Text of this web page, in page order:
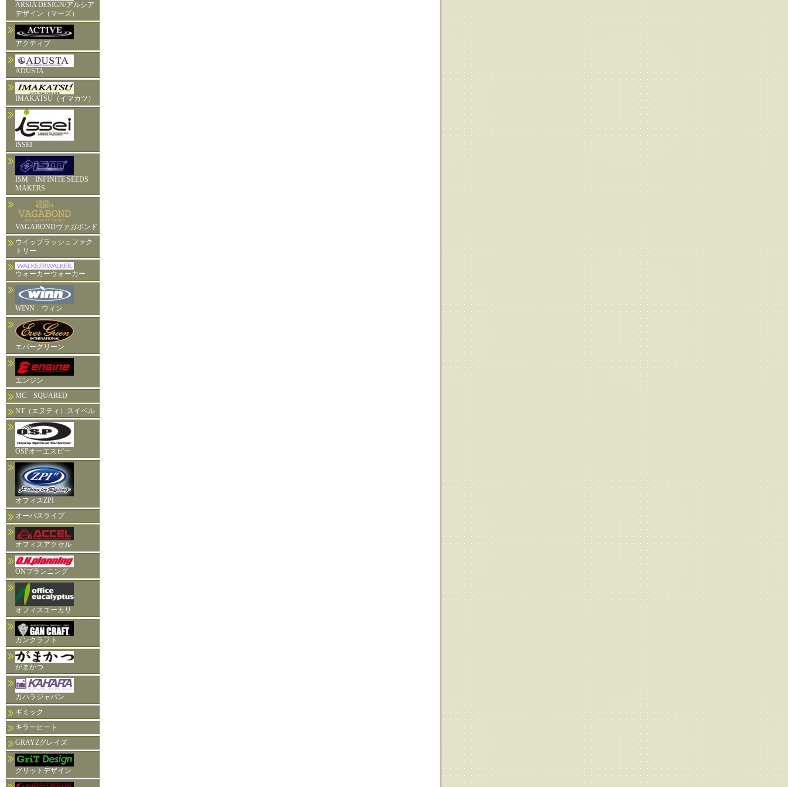
ARSIA DESIGN/アルシア
デザイン（マーズ）
アクティブ
ADUSTA
IMAKATSU（イマカツ）
ISSEI
ISM INFINITE SEEDS
MAKERS
VAGABONDヴァガボンド
ウイップラッシュファク
トリー
ウォーカーウォーカー
WINN ウィン
エバーグリーン
エンジン
MC SQUARED
NT（エヌティ）スイベル
OSPオーエスピー
オフィスZPI
オーパスライブ
オフィスアクセル
ONプランニング
オフィスユーカリ
ガンクラフト
がまかつ
カハラジャパン
ギミック
キラーヒート
GRAYZグレイズ
グリットデザイン